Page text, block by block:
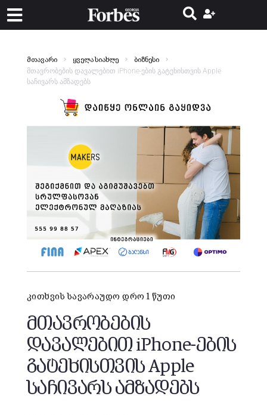
მთავარი ყველა სიახლე ბიზნესი
მთავრობების დავალებით iPhone-ების გატეხისთვის Apple
საჩივარს ამზადებს
კითხვის სავარაუდო დრო 1 წუთი
მთავრობების
დავალებით iPhone-ების
გატეხისთვის Apple
საჩივარს ამზადებს